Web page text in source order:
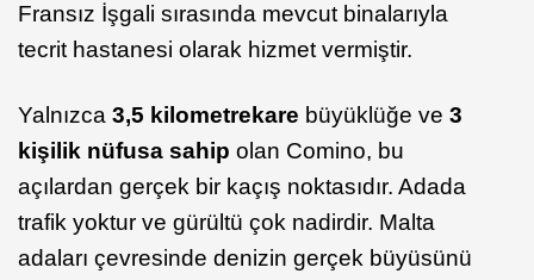
Fransız İşgali sırasında mevcut binalarıyla
tecrit hastanesi olarak hizmet vermiştir.
Yalnızca 3,5 kilometrekare büyüklüğe ve 3
kişilik nüfusa sahip olan Comino, bu
açılardan gerçek bir kaçış noktasıdır. Adada
trafik yoktur ve gürültü çok nadirdir. Malta
adaları çevresinde denizin gerçek büyüsünü